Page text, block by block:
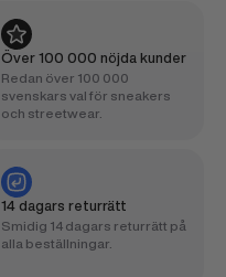
Över 100 000 nöjda kunder
Redan över 100 000
svenskars val för sneakers
och streetwear.
14 dagars returrätt
Smidig 14 dagars returrätt på
alla beställningar.